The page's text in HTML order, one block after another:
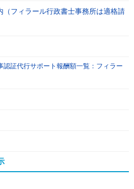
（フィラール行政書士事務所は適格請
認証代行サポート報酬額一覧：フィラー